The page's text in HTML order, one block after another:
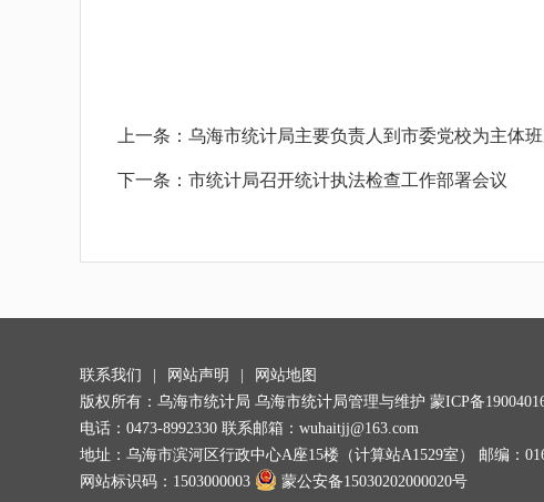
上一条： 乌海市统计局主要负责人到市委党校为主体
下一条： 市统计局召开统计执法检查工作部署会议
联系我们 网站声明
网站地图
版权所有：乌海市统计局 乌海市统计局管理与维护 蒙ICP备
电话：0473-8992330 联系邮箱：wuhaitjj@163.com
地址：乌海市滨河区行政中心A座15楼（计算站A1529室） 邮编：
网站标识码：1503000003
蒙公安备15030202000020号